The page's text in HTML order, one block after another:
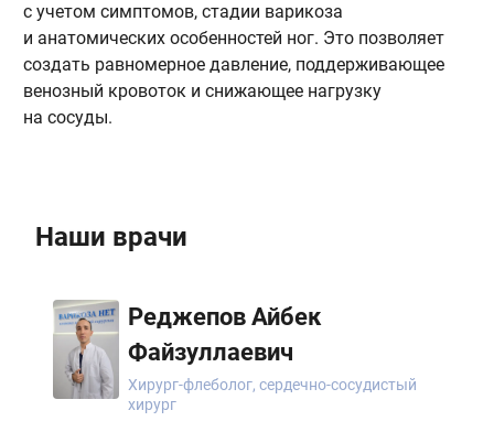
с учетом симптомов, стадии варикоза
и анатомических особенностей ног. Это позволяет
создать равномерное давление, поддерживающее
венозный кровоток и снижающее нагрузку
на сосуды.
Наши врачи
Реджепов Айбек
Файзуллаевич
Хирург-флеболог, сердечно-сосудистый
хирург